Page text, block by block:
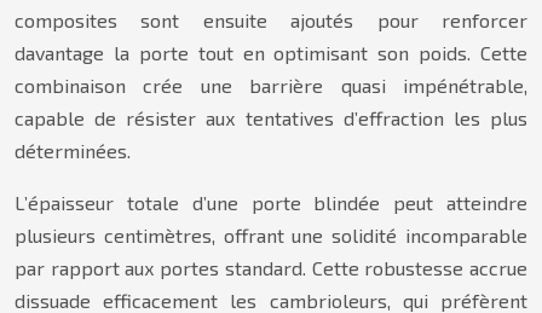
composites sont ensuite ajoutés pour renforcer
davantage la porte tout en optimisant son poids. Cette
combinaison crée une barrière quasi impénétrable,
capable de résister aux tentatives d’effraction les plus
déterminées.
L’épaisseur totale d’une porte blindée peut atteindre
plusieurs centimètres, offrant une solidité incomparable
par rapport aux portes standard. Cette robustesse accrue
dissuade efficacement les cambrioleurs, qui préfèrent